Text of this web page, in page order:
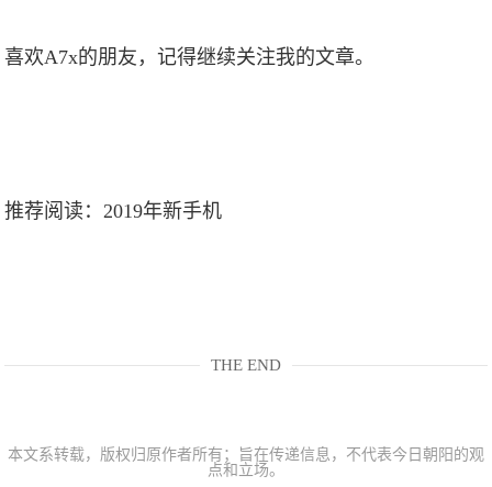
喜欢A7x的朋友，记得继续关注我的文章。
推荐阅读：2019年新手机
THE END
本文系转载，版权归原作者所有；旨在传递信息，不代表今日朝阳的观
点和立场。